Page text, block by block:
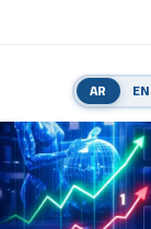
EN
AR